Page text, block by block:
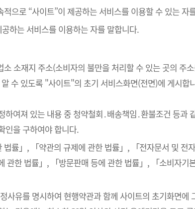
으로 “사이트”이 제공하는 서비스를 이용할 수 있는 자
하는 서비스를 이용하는 자를 말합니다.
소재지 주소(소비자의 불만을 처리할 수 있는 곳의 주
수 있도록 "사이트"의 초기 서비스화면(전면)에 게시합
여져 있는 내용 중 청약철회․배송책임․환불조건 등과
인을 구하여야 합니다.
률」, 「약관의 규제에 관한 법률」, 「전자문서 및 전
관한 법률」, 「방문판매 등에 관한 법률」, 「소비자
유를 명시하여 현행약관과 함께 사이트의 초기화면에